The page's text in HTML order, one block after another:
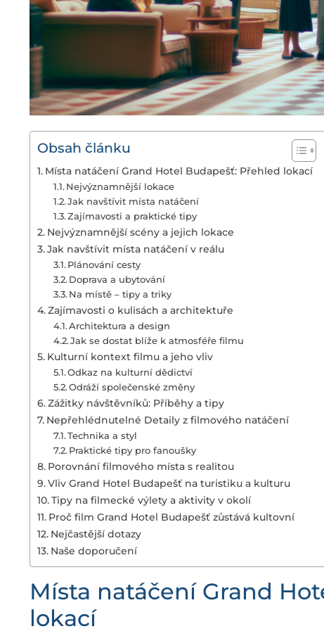
Obsah článku
Místa natáčení Grand Hotel Budapešť: Přehled lokací
Nejvýznamnější lokace
Jak navštívit místa natáčení
Zajímavosti a praktické tipy
Nejvýznamnější scény a jejich lokace
Jak navštívit místa natáčení v reálu
Plánování cesty
Doprava a ubytování
Na místě – tipy a triky
Zajímavosti o kulisách a architektuře
Architektura a design
Jak se dostat blíže k atmosféře filmu
Kulturní kontext filmu a jeho vliv
Odkaz na kulturní dědictví
Odráží společenské změny
Zážitky návštěvníků: Příběhy a tipy
Nepřehlédnutelné Detaily z filmového natáčení
Technika a styl
Praktické tipy pro fanoušky
Porovnání filmového místa s realitou
Vliv Grand Hotel Budapešť na turistiku a kulturu
Tipy na filmecké výlety a aktivity v okolí
Proč film Grand Hotel Budapešť zůstává kultovní
Nejčastější dotazy
Naše doporučení
Místa natáčení Grand
lokací